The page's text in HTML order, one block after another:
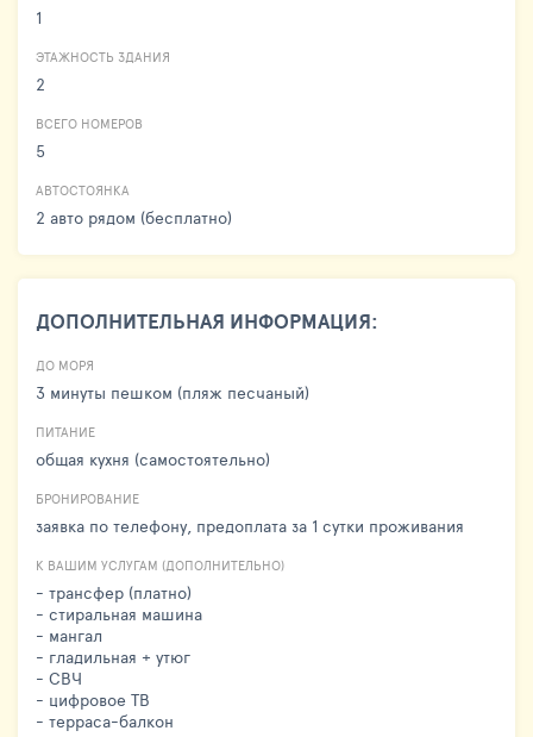
1
ЭТАЖНОСТЬ ЗДАНИЯ
2
ВСЕГО НОМЕРОВ
5
АВТОСТОЯНКА
2 авто рядом (бесплатно)
ДОПОЛНИТЕЛЬНАЯ ИНФОРМАЦИЯ:
ДО МОРЯ
3 минуты пешком (пляж песчаный)
ПИТАНИЕ
общая кухня (самостоятельно)
БРОНИРОВАНИЕ
заявка по телефону, предоплата за 1 сутки проживания
К ВАШИМ УСЛУГАМ (ДОПОЛНИТЕЛЬНО)
- трансфер (платно)
- стиральная машина
- мангал
- гладильная + утюг
- СВЧ
- цифровое ТВ
- терраса-балкон